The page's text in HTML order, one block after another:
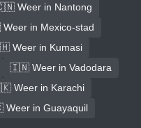
Weer in Nantong
in Mexico-stad
Weer in Kumasi
🇮🇳 Weer in Vadodara
Weer in Karachi
in Guayaquil